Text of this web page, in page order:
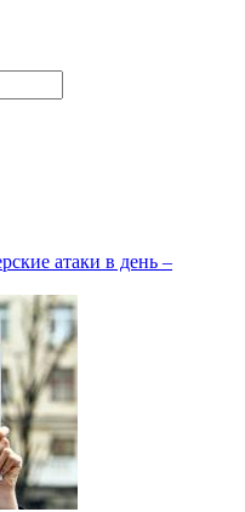
атаки в день –